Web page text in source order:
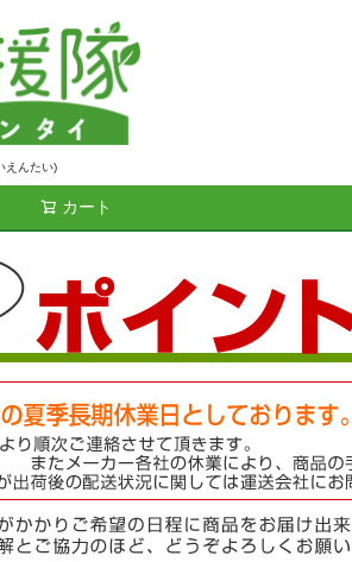
えんたい)
カート
検索